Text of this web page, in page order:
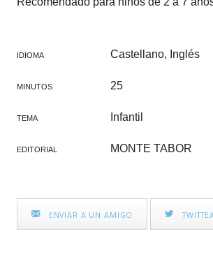
IDIOMA Castellano, Inglés
MINUTOS 25
TEMA Infantil
EDITORIAL MONTE TABOR
ENVIAR A UN AMIGO